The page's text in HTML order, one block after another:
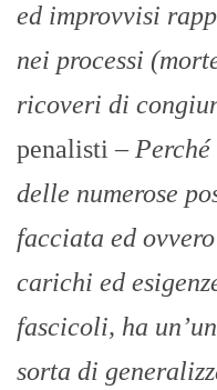
ed improvvisi
nei processi
ricoveri di
penalisti –
delle numerose
facciata ed
carichi ed
fascicoli, ha
sorta di